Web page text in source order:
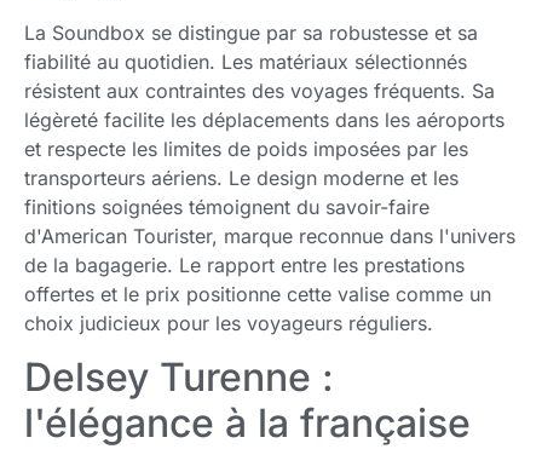
La Soundbox se distingue par sa robustesse et sa
fiabilité au quotidien. Les matériaux sélectionnés
résistent aux contraintes des voyages fréquents. Sa
légèreté facilite les déplacements dans les aéroports
et respecte les limites de poids imposées par les
transporteurs aériens. Le design moderne et les
finitions soignées témoignent du savoir-faire
d'American Tourister, marque reconnue dans l'univers
de la bagagerie. Le rapport entre les prestations
offertes et le prix positionne cette valise comme un
choix judicieux pour les voyageurs réguliers.
Delsey Turenne :
l'élégance à la française